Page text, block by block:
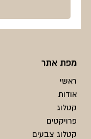
מפת אתר
ראשי
אודות
קטלוג
פרויקטים
קטלוג צבעים